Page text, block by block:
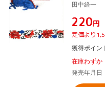
田中経一
¥220円
定価より
獲得ポイン
在庫わずか
発売年月日